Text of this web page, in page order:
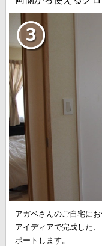
アガベさんのご自宅に
アイディアで完成した
ポートします。